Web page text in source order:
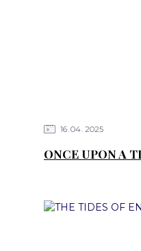
16 04 2025
ONCE UPON A